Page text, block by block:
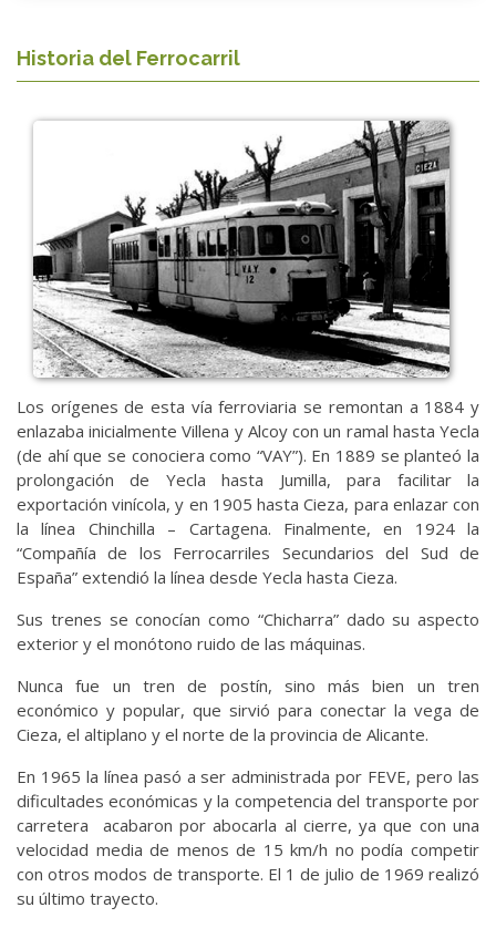
Historia del Ferrocarril
Los orígenes de esta vía ferroviaria se remontan a 1884 y
enlazaba inicialmente Villena y Alcoy con un ramal hasta Yecla
(de ahí que se conociera como “VAY”). En 1889 se planteó la
prolongación de Yecla hasta Jumilla, para facilitar la
exportación vinícola, y en 1905 hasta Cieza, para enlazar con
la línea Chinchilla – Cartagena. Finalmente, en 1924 la
“Compañía de los Ferrocarriles Secundarios del Sud de
España” extendió la línea desde Yecla hasta Cieza.
Sus trenes se conocían como “Chicharra” dado su aspecto
exterior y el monótono ruido de las máquinas.
Nunca fue un tren de postín, sino más bien un tren
económico y popular, que sirvió para conectar la vega de
Cieza, el altiplano y el norte de la provincia de Alicante.
En 1965 la línea pasó a ser administrada por FEVE, pero las
dificultades económicas y la competencia del transporte por
carretera acabaron por abocarla al cierre, ya que con una
velocidad media de menos de 15 km/h no podía competir
con otros modos de transporte. El 1 de julio de 1969 realizó
su último trayecto.